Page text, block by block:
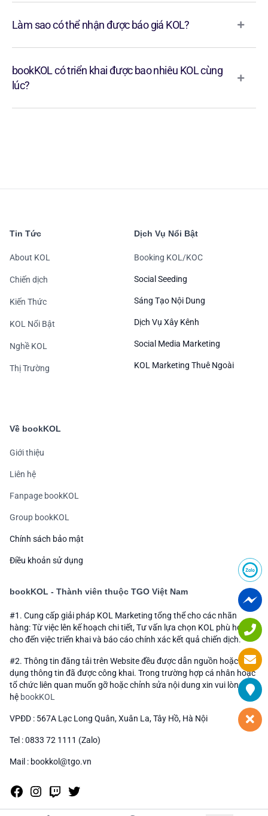
Làm sao có thể nhận được báo giá KOL?
bookKOL có triển khai được bao nhiêu KOL cùng
lúc?
Tin Tức
About KOL
Chiến dịch
Kiến Thức
KOL Nổi Bật
Nghề KOL
Thị Trường
Dịch Vụ Nổi Bật
Booking KOL/KOC
Social Seeding
Sáng Tạo Nội Dung
Dịch Vụ Xây Kênh
Social Media Marketing
KOL Marketing Thuê Ngoài
Về bookKOL
Giới thiệu
Liên hệ
Fanpage bookKOL
Group bookKOL
Chính sách bảo mật
Điều khoản sử dụng
bookKOL - Thành viên thuộc TGO Việt Nam
#1. Cung cấp giải pháp KOL Marketing tổng thể cho các nhãn
hàng: Từ việc lên kế hoạch chi tiết, Tư vấn lựa chọn KOL phù hợp
cho đến việc triển khai và báo cáo chính xác kết quả chiến dịch.
#2. Thông tin đăng tải trên Website đều được dẫn nguồn hoặc sử
dụng thông tin đã được công khai. Trong trường hợp cá nhân hoặc
tổ chức liên quan muốn gỡ hoặc chỉnh sửa nội dung xin vui lòng liên
hệ bookKOL
VPĐD : 567A Lạc Long Quân, Xuân La, Tây Hồ, Hà Nội
Tel : 0833 72 1111 (Zalo)
Mail : bookkol@tgo.vn